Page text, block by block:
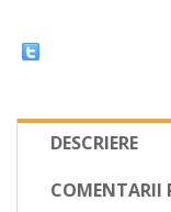
DESCRIERE
COMENTARII